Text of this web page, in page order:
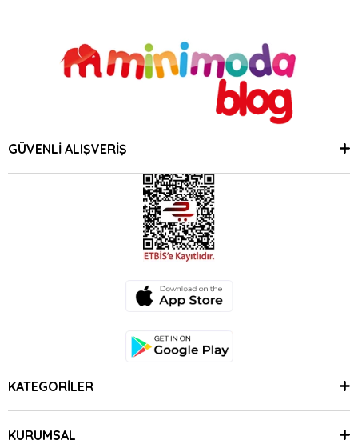
GÜVENLİ ALIŞVERİŞ
KATEGORİLER
KURUMSAL